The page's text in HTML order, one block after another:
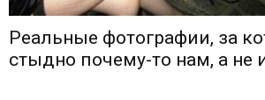
Реальные фотографии, за
стыдно почему-то нам, а не